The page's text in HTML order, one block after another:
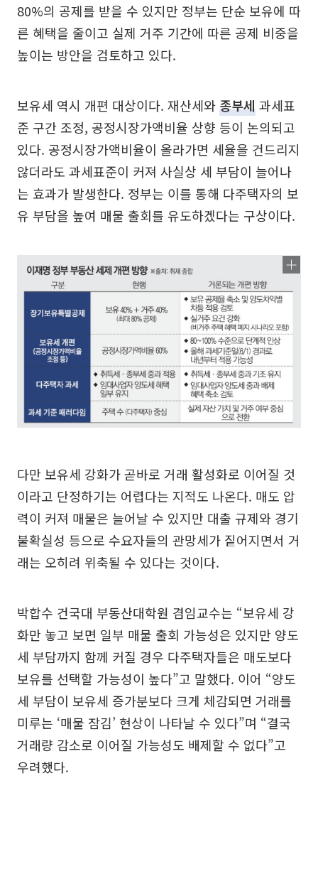
80%의 공제를 받을 수 있지만 정부는 단순 보유에 따
른 혜택을 줄이고 실제 거주 기간에 따른 공제 비중을
높이는 방안을 검토하고 있다.
보유세 역시 개편 대상이다. 재산세와종부세과세표
준 구간 조정, 공정시장가액비율 상향 등이 논의되고
있다. 공정시장가액비율이 올라가면 세율을 건드리지
않더라도 과세표준이 커져 사실상 세 부담이 늘어나
는 효과가 발생한다. 정부는 이를 통해 다주택자의 보
유 부담을 높여 매물 출회를 유도하겠다는 구상이다.
다만 보유세 강화가 곧바로 거래 활성화로 이어질 것
이라고 단정하기는 어렵다는 지적도 나온다. 매도 압
력이 커져 매물은 늘어날 수 있지만 대출 규제와 경기
불확실성 등으로 수요자들의 관망세가 짙어지면서 거
래는 오히려 위축될 수 있다는 것이다.
박합수 건국대 부동산대학원 겸임교수는 “보유세 강
화만 놓고 보면 일부 매물 출회 가능성은 있지만 양도
세 부담까지 함께 커질 경우 다주택자들은 매도보다
보유를 선택할 가능성이 높다”고 말했다. 이어 “양도
세 부담이 보유세 증가분보다 크게 체감되면 거래를
미루는 ‘매물 잠김’ 현상이 나타날 수 있다”며 “결국
거래량 감소로 이어질 가능성도 배제할 수 없다”고
우려했다.